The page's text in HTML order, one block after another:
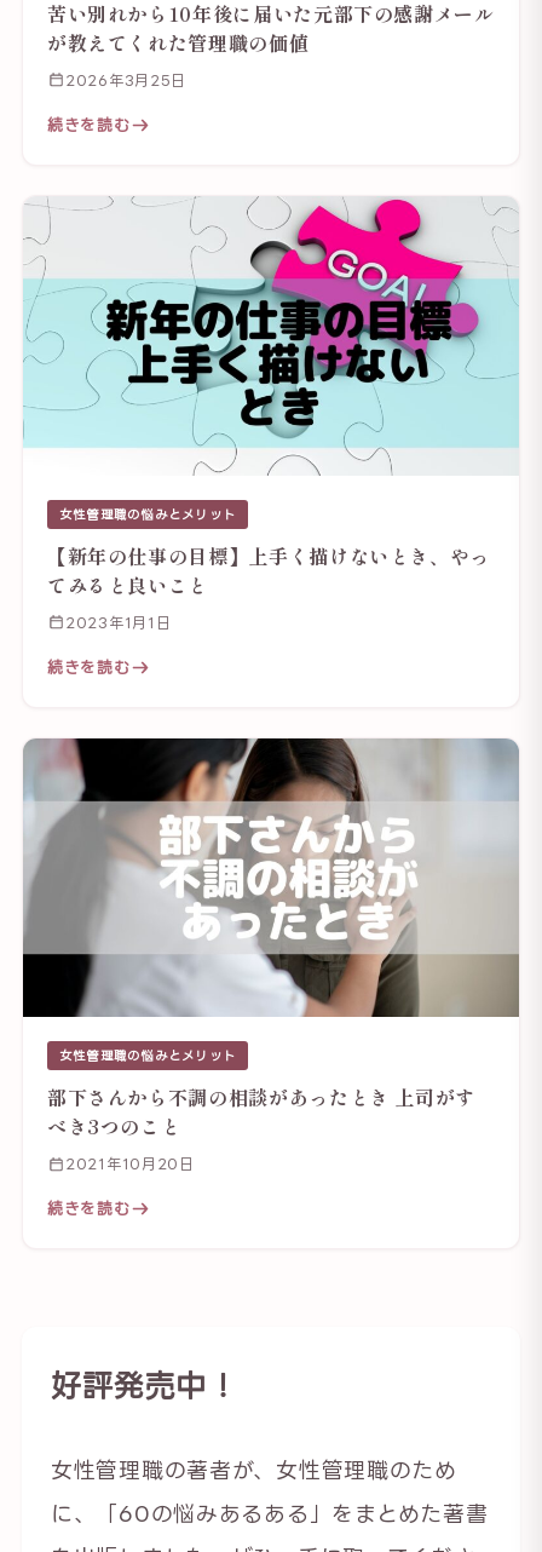
苦い別れから10年後に届いた元部下の感謝メール
が教えてくれた管理職の価値
2026年3月25日
続きを読む
女性管理職の悩みとメリット
【新年の仕事の目標】上手く描けないとき、やっ
てみると良いこと
2023年1月1日
続きを読む
女性管理職の悩みとメリット
部下さんから不調の相談があったとき 上司がす
べき3つのこと
2021年10月20日
続きを読む
好評発売中！
女性管理職の著者が、女性管理職のため
に、「60の悩みあるある」をまとめた著書